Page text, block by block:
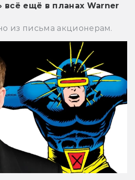
всё ещё в планах Warner
из письма акционерам.